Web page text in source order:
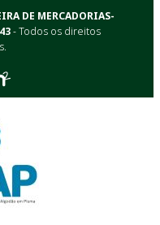
DE MERCADORIAS-
- Todos os direitos